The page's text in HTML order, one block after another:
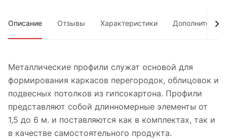
Описание Отзывы Характеристики Дополнительно
Металлические профили служат основой для
формирования каркасов перегородок, облицовок и
подвесных потолков из гипсокартона. Профили
представляют собой длинномерные элементы от
1,5 до 6 м. и поставляются как в комплектах, так и
в качестве самостоятельного продукта.